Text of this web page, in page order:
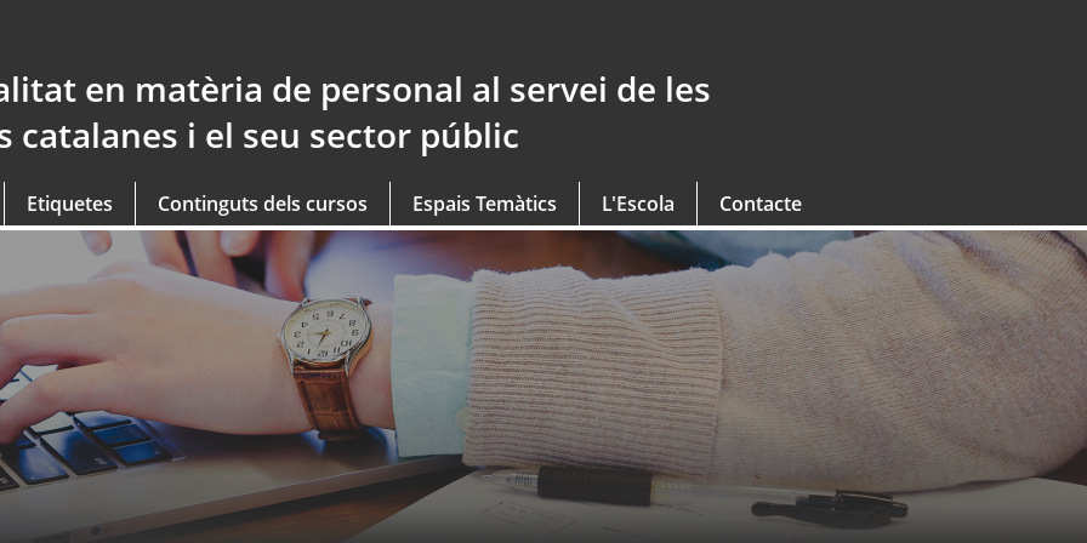
en matèria de personal al servei de les
i el seu sector públic
Etiquetes Continguts dels cursos Espais Temàtics L'Escola Contacte